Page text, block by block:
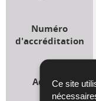
Ce site
Numéro
d'accréditation
Adresse